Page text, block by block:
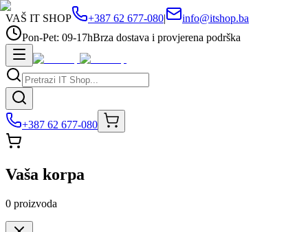
VAŠ IT SHOP +387 62 677-080|
info@itshop.ba
Pon-Pet: 09-17hBrza dostava i provjerena podrška
+387 62 677-080
Vaša korpa
0 proizvoda